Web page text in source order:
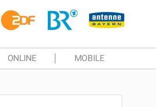
ONLINE MOBILE